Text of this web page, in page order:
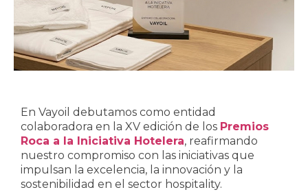
En Vayoil debutamos como entidad
colaboradora en la XV edición de los Premios
Roca a la Iniciativa Hotelera, reafirmando
nuestro compromiso con las iniciativas que
impulsan la excelencia, la innovación y la
sostenibilidad en el sector hospitality.